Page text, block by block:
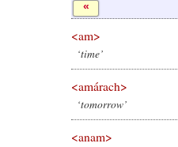
«
<am>
‘time’
<amárach>
‘tomorrow’
<anam>